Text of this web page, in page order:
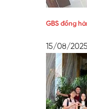
GBS đồng
15/08/2025